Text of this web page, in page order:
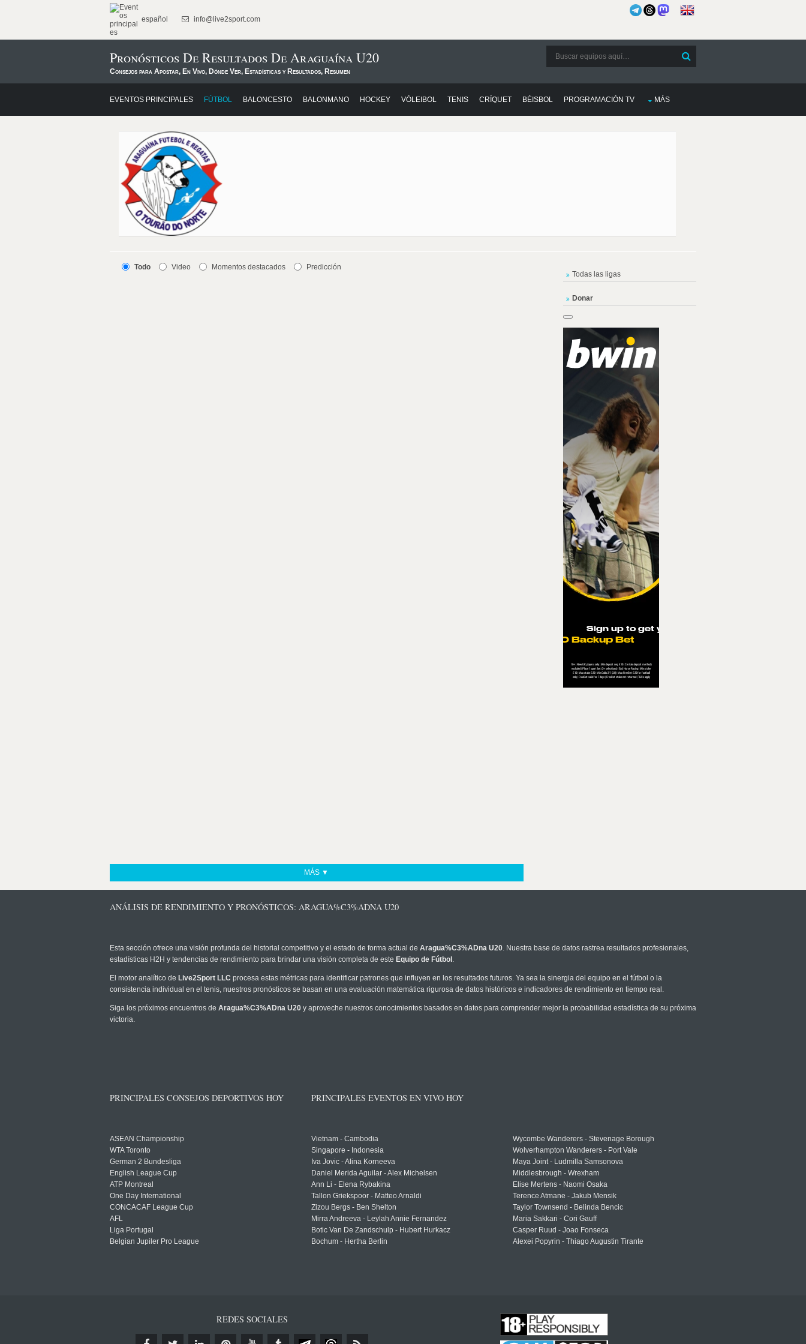
español info@live2sport.com
Pronósticos De Resultados De Araguaína U20
Consejos para Apostar, En Vivo, Dónde Ver, Estadísticas y Resultados, Resumen
EVENTOS PRINCIPALES FÚTBOL BALONCESTO BALONMANO HOCKEY VÓLEIBOL TENIS CRÍQUET BÉISBOL PROGRAMACIÓN TV MÁS
Todo Video Momentos destacados Predicción
MÁS ▼
Todas las ligas
Donar
ANÁLISIS DE RENDIMIENTO Y PRONÓSTICOS: ARAGUA%C3%ADNA U20
Esta sección ofrece una visión profunda del historial competitivo y el estado de forma actual de Aragua%C3%ADna U20. Nuestra base de datos rastrea resultados profesionales,
estadísticas H2H y tendencias de rendimiento para brindar una visión completa de este Equipo de Fútbol .
El motor analítico de Live2Sport LLC procesa estas métricas para identificar patrones que influyen en los resultados futuros. Ya sea la sinergia del equipo en el fútbol o la
consistencia individual en el tenis, nuestros pronósticos se basan en una evaluación matemática rigurosa de datos históricos e indicadores de rendimiento en tiempo real.
Siga los próximos encuentros de Aragua%C3%ADna U20 y aproveche nuestros conocimientos basados en datos para comprender mejor la probabilidad estadística de su próxima
victoria.
PRINCIPALES CONSEJOS DEPORTIVOS HOY
ASEAN Championship
WTA Toronto
German 2 Bundesliga
English League Cup
ATP Montreal
One Day International
CONCACAF League Cup
AFL
Liga Portugal
Belgian Jupiler Pro League
PRINCIPALES EVENTOS EN VIVO HOY
Vietnam - Cambodia
Singapore - Indonesia
Iva Jovic - Alina Korneeva
Daniel Merida Aguilar - Alex Michelsen
Ann Li - Elena Rybakina
Tallon Griekspoor - Matteo Arnaldi
Zizou Bergs - Ben Shelton
Mirra Andreeva - Leylah Annie Fernandez
Botic Van De Zandschulp - Hubert Hurkacz
Bochum - Hertha Berlin
Wycombe Wanderers - Stevenage Borough
Wolverhampton Wanderers - Port Vale
Maya Joint - Ludmilla Samsonova
Middlesbrough - Wrexham
Elise Mertens - Naomi Osaka
Terence Atmane - Jakub Mensik
Taylor Townsend - Belinda Bencic
Maria Sakkari - Cori Gauff
Casper Ruud - Joao Fonseca
Alexei Popyrin - Thiago Augustin Tirante
REDES SOCIALES